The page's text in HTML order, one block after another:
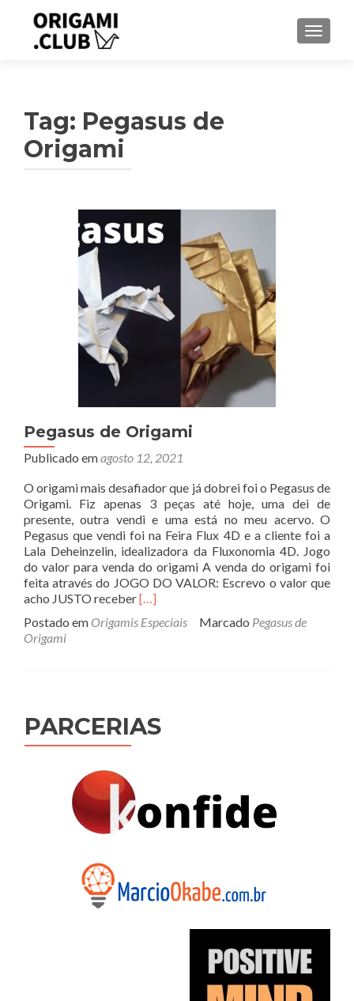
Tag: Pegasus de
Origami
Pegasus de Origami
Publicado emagosto 12, 2021
O origami mais desafiador que já dobrei foi o Pegasus de
Origami. Fiz apenas 3 peças até hoje, uma dei de
presente, outra vendi e uma está no meu acervo. O
Pegasus que vendi foi na Feira Flux 4D e a cliente foi a
Lala Deheinzelin, idealizadora da Fluxonomia 4D. Jogo
do valor para venda do origami A venda do origami foi
feita através do JOGO DO VALOR: Escrevo o valor que
acho JUSTO receberRead
about
[…]
Postado em Origamis Especiais Marcado Pegasus de
Origami
PARCERIAS